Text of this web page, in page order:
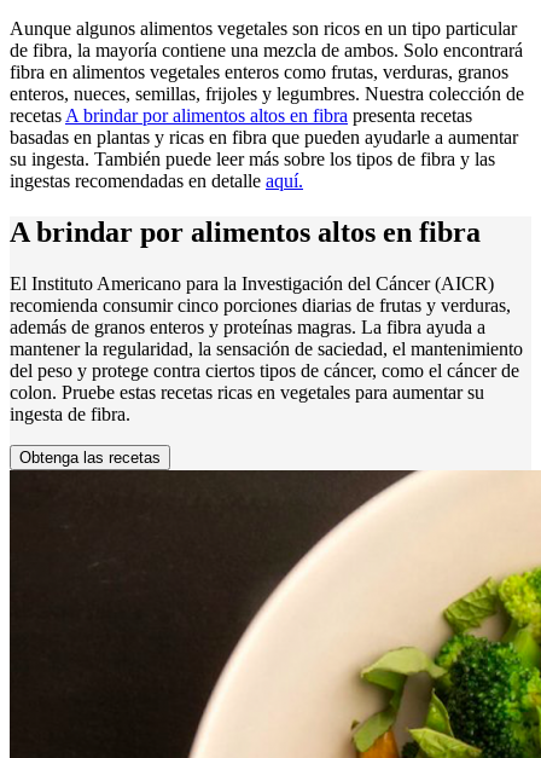
Aunque algunos alimentos vegetales son ricos en un tipo particular
de fibra, la mayoría contiene una mezcla de ambos. Solo encontrará
fibra en alimentos vegetales enteros como frutas, verduras, granos
enteros, nueces, semillas, frijoles y legumbres. Nuestra colección de
recetas A brindar por alimentos altos en fibra presenta recetas
basadas en plantas y ricas en fibra que pueden ayudarle a aumentar
su ingesta. También puede leer más sobre los tipos de fibra y las
ingestas recomendadas en detalle aquí.
A brindar por alimentos altos en fibra
El Instituto Americano para la Investigación del Cáncer (AICR)
recomienda consumir cinco porciones diarias de frutas y verduras,
además de granos enteros y proteínas magras. La fibra ayuda a
mantener la regularidad, la sensación de saciedad, el mantenimiento
del peso y protege contra ciertos tipos de cáncer, como el cáncer de
colon. Pruebe estas recetas ricas en vegetales para aumentar su
ingesta de fibra.
Obtenga las recetas